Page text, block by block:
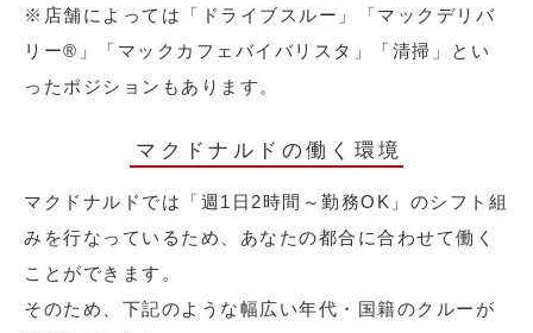
※店舗によっては「ドライブスルー」「マックデリバ
リー®︎」「マックカフェバイバリスタ」「清掃」とい
ったポジションもあります。
マクドナルドの働く環境
マクドナルドでは「週1日2時間～勤務OK」のシフト組
みを行なっているため、あなたの都合に合わせて働く
ことができます。
そのため、下記のような幅広い年代・国籍のクルーが